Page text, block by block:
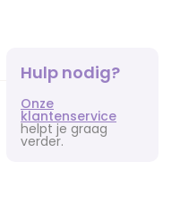
Hulp nodig?
Onze
klantenservice
helpt je graag
verder.